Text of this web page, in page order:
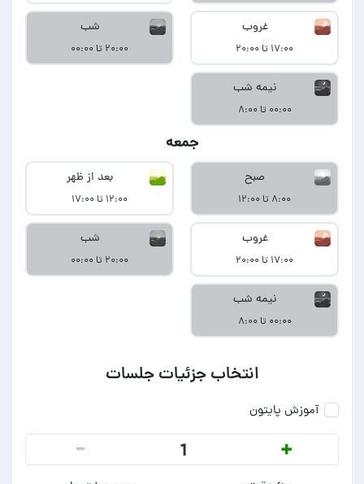
غروب
۱۷:۰۰ تا ۲۰:۰۰
شب
۲۰:۰۰ تا ۰۰:۰۰
نیمه شب
۰۰:۰۰ تا ۸:۰۰
جمعه
صبح
۸:۰۰ تا ۱۲:۰۰
بعد از ظهر
۱۲:۰۰ تا ۱۷:۰۰
غروب
۱۷:۰۰ تا ۲۰:۰۰
شب
۲۰:۰۰ تا ۰۰:۰۰
نیمه شب
۰۰:۰۰ تا ۸:۰۰
انتخاب جزئیات جلسات
آموزش پایتون
+
1
-